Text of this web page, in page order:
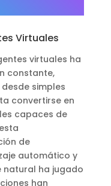
Virtuales
virtuales ha
constante,
simples
convertirse en
capaces de
de
automático y
natural ha jugado
han